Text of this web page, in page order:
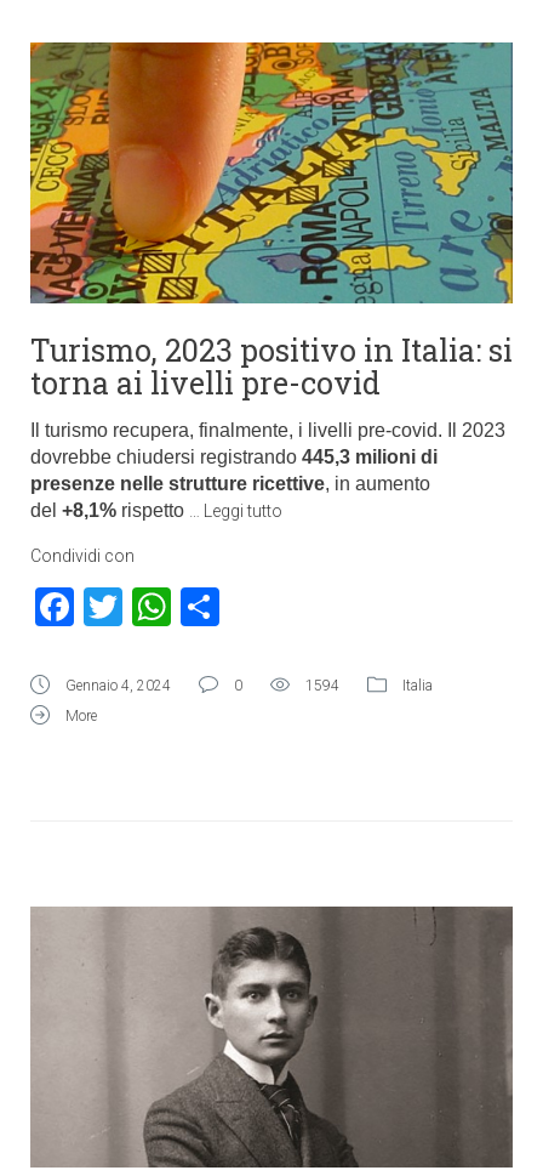
Turismo, 2023 positivo in Italia: si
torna ai livelli pre-covid
Il turismo recupera, finalmente, i livelli pre-covid. Il 2023
dovrebbe chiudersi registrando 445,3 milioni di
presenze nelle strutture ricettive, in aumento
del +8,1% rispetto Leggi tutto
Condividi con
Facebook
TwitterWhatsApp
Gennaio 4, 2024 0 1594
Italia
More